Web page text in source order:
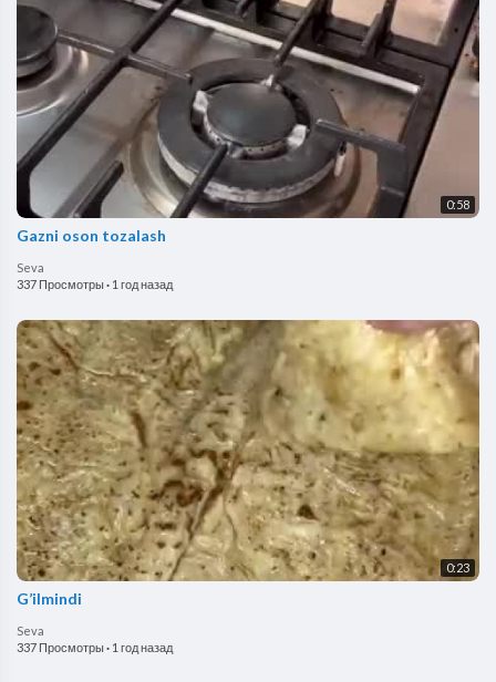
0:58
Gazni oson tozalash
Seva
337 Просмотры· 1 год назад
0:23
G’ilmindi
Seva
337 Просмотры· 1 год назад